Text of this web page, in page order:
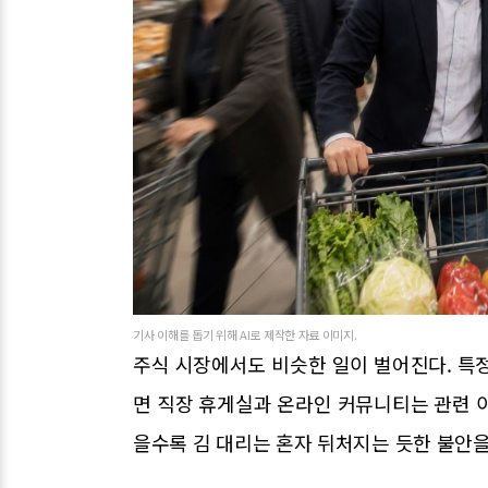
기사 이해를 돕기 위해 AI로 제작한 자료 이미지.
주식 시장에서도 비슷한 일이 벌어진다.
면 직장 휴게실과 온라인 커뮤니티는 관련
을수록 김 대리는 혼자 뒤처지는 듯한 불안